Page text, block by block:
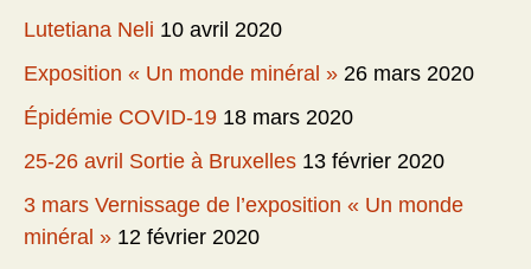
Lutetiana Neli 10 avril 2020
Exposition « Un monde minéral » 26 mars 2020
Épidémie COVID-19 18 mars 2020
25-26 avril Sortie à Bruxelles 13 février 2020
3 mars Vernissage de l’exposition « Un monde
minéral » 12 février 2020